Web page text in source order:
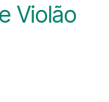
Violão